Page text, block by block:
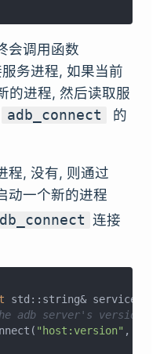
会调用函数
务进程, 如果当前
的进程, 然后读取服
adb_connect
的
程, 没有, 则通过
动一个新的进程
连接
std::string& service,
adb server's version
"host:version" ,